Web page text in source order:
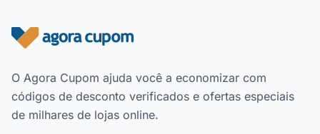
Rodapé do site
O Agora Cupom ajuda você a economizar com
códigos de desconto verificados e ofertas especiais
de milhares de lojas online.